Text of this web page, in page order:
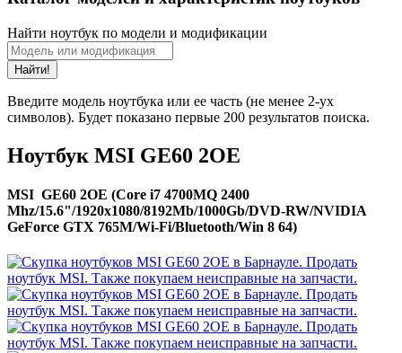
Найти ноутбук по модели и модификации
Найти!
Введите модель ноутбука или ее часть (не менее 2-ух
символов). Будет показано первые 200 результатов поиска.
Ноутбук MSI GE60 2OE
MSI GE60 2OE (Core i7 4700MQ 2400
Mhz/15.6"/1920x1080/8192Mb/1000Gb/DVD-RW/NVIDIA
GeForce GTX 765M/Wi-Fi/Bluetooth/Win 8 64)